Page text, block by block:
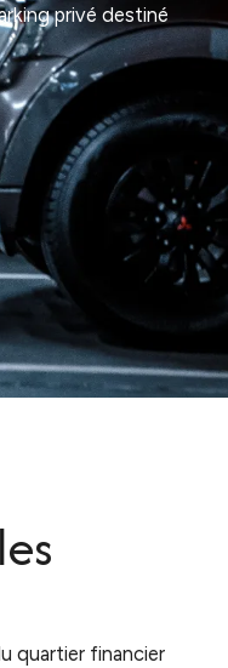
privé destiné
quartier financier